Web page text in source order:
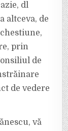
dl
altceva, de
prin
de
de vedere
vă